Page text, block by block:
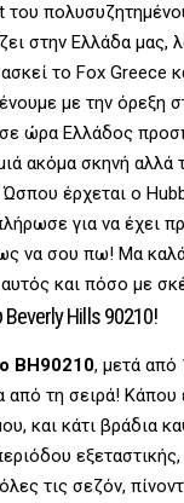
του
στην Ελλάδα μας,
το Fox Greece
με την όρεξη
ώρα Ελλάδος
ακόμα σκηνή αλλά
έρχεται ο
για να έχει
να σου πω! Μα
και πόσο με
Hills 90210!
BH90210, μετά από
από τη σειρά! Κάπου
και κάτι βράδια
τις σεζόν,